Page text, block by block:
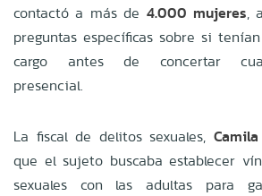
contactó a más de 4.000 mujeres,
preguntas específicas sobre si
cargo antes de concertar
presencial.
La fiscal de delitos sexuales,
que el sujeto buscaba establecer
sexuales con las adultas para